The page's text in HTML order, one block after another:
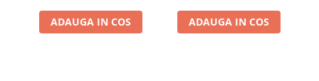
Instrumente Atelier
Set clipsuri auto de plastic
ADAUGA IN COS ADAUGA IN COS